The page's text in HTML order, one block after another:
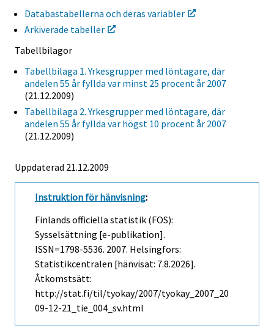
Databastabellerna och deras variabler
Arkiverade tabeller
Tabellbilagor
Tabellbilaga 1. Yrkesgrupper med löntagare, där
andelen 55 år fyllda var minst 25 procent år 2007
(21.12.2009)
Tabellbilaga 2. Yrkesgrupper med löntagare, där
andelen 55 år fyllda var högst 10 procent år 2007
(21.12.2009)
Uppdaterad 21.12.2009
Instruktion för hänvisning:
Finlands officiella statistik (FOS):
Sysselsättning [e-publikation].
ISSN=1798-5536. 2007. Helsingfors:
Statistikcentralen [hänvisat: 7.8.2026].
Åtkomstsätt:
http://stat.fi/til/tyokay/2007/tyokay_2007_20
09-12-21_tie_004_sv.html